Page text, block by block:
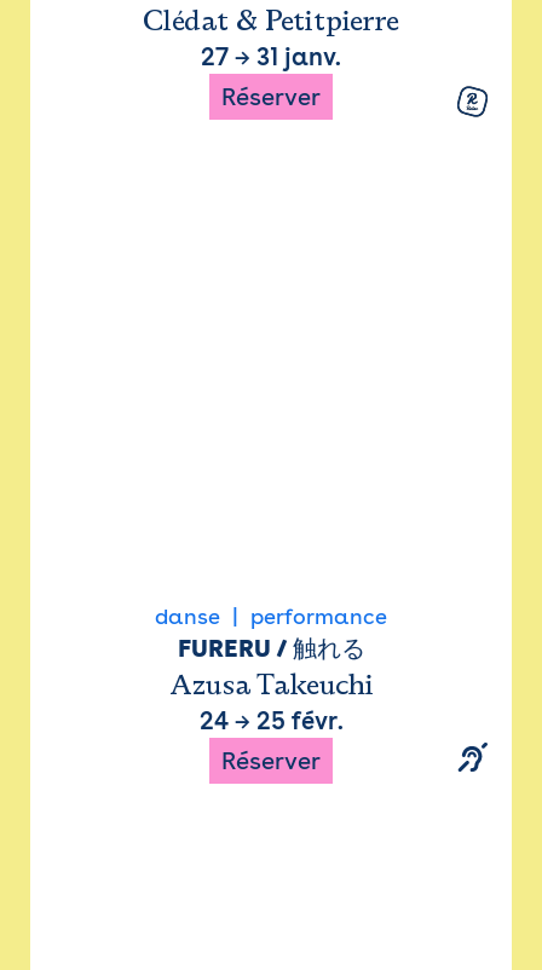
Clédat & Petitpierre
27 → 31 janv.
Réserver
danse performance
FURERU / 触れる
Azusa Takeuchi
24→ 25 févr.
Réserver